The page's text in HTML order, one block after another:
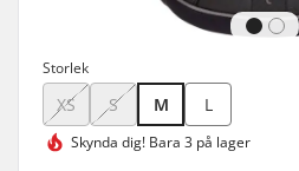
Storlek
XS S M L
Skynda dig! Bara 3 på lager